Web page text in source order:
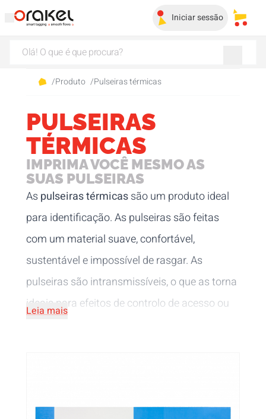
Iniciar sessão Os
/Produto /Pulseiras térmicas
PULSEIRAS
TÉRMICAS
IMPRIMA VOCÊ MESMO AS
SUAS PULSEIRAS
Aspulseiras térmicassão um produto ideal
para identificação. As pulseiras são feitas
com um material suave, confortável,
sustentável e impossível de rasgar. As
pulseiras são intransmissíveis, o que as torna
ideais para efeitos de controlo de acesso ou
preta).
Leia mais